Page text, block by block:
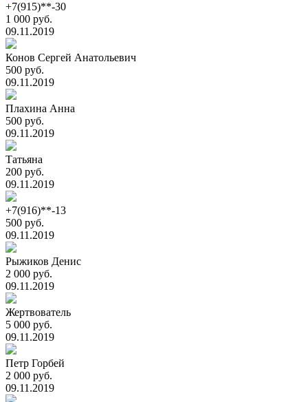
+7(915)**-30
1 000 руб.
09.11.2019
Конов Сергей Анатольевич
500 руб.
09.11.2019
Плахина Анна
500 руб.
09.11.2019
Татьяна
200 руб.
09.11.2019
+7(916)**-13
500 руб.
09.11.2019
Рыжиков Денис
2 000 руб.
09.11.2019
Жертвователь
5 000 руб.
09.11.2019
Петр Горбей
2 000 руб.
09.11.2019